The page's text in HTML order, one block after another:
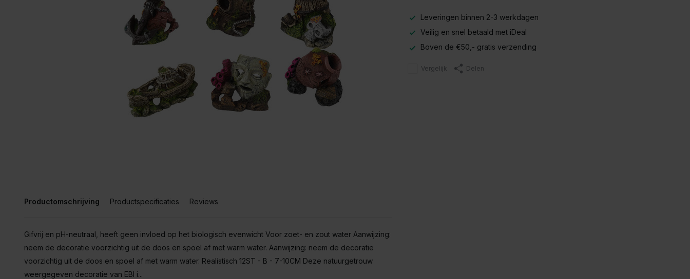
Productomschrijving Productspecificaties Reviews
Gifvrij en pH-neutraal, heeft geen invloed op het biologisch evenwicht Voor zoet- en zout water Aanwijzing:
neem de decoratie voorzichtig uit de doos en spoel af met warm water. Aanwijzing: neem de decoratie
voorzichtig uit de doos en spoel af met warm water. Realistisch 12ST - B - 7-10CM Deze natuurgetrouw
weergegeven decoratie van EBI i...
Leveringen binnen 2-3 werkdagen
Veilig en snel betaald met iDeal
Boven de €50,- gratis verzending
Vergelijk Delen